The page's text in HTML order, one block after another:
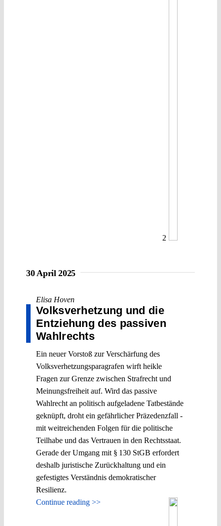
2
30 April 2025
Elisa Hoven
Volksverhetzung und die
Entziehung des passiven
Wahlrechts
Ein neuer Vorstoß zur Verschärfung des
Volksverhetzungsparagrafen wirft heikle
Fragen zur Grenze zwischen Strafrecht und
Meinungsfreiheit auf. Wird das passive
Wahlrecht an politisch aufgeladene Tatbestände
geknüpft, droht ein gefährlicher Präzedenzfall -
mit weitreichenden Folgen für die politische
Teilhabe und das Vertrauen in den Rechtsstaat.
Gerade der Umgang mit § 130 StGB erfordert
deshalb juristische Zurückhaltung und ein
gefestigtes Verständnis demokratischer
Resilienz.
Continue reading >>